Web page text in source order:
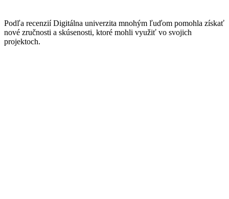
Podľa recenzií Digitálna univerzita mnohým ľuďom pomohla získať
nové zručnosti a skúsenosti, ktoré mohli využiť vo svojich
projektoch.